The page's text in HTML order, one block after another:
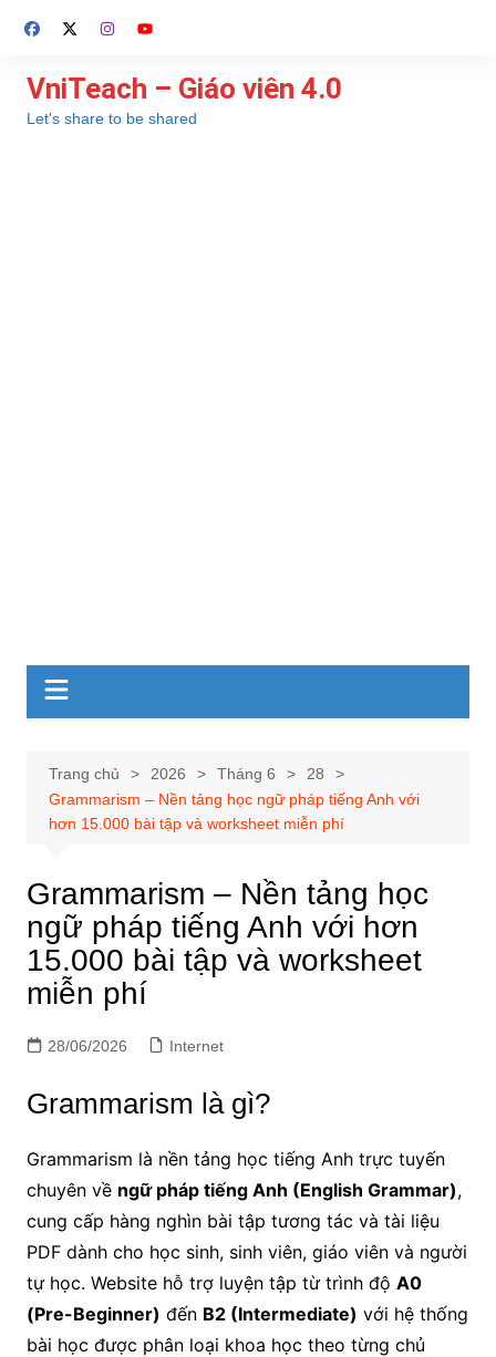
đến
dung
VniTeach – Giáo viên 4.0
Let's share to be shared
Trang chủ 2026 Tháng 6
28
Grammarism – Nền tảng học ngữ pháp tiếng Anh với
hơn 15.000 bài tập và worksheet miễn phí
Grammarism – Nền tảng học
ngữ pháp tiếng Anh với hơn
15.000 bài tập và worksheet
miễn phí
28/06/2026 Internet
Grammarism là gì?
Grammarism là nền tảng học tiếng Anh trực tuyến
chuyên về ngữ pháp tiếng Anh (English Grammar),
cung cấp hàng nghìn bài tập tương tác và tài liệu
PDF dành cho học sinh, sinh viên, giáo viên và người
tự học. Website hỗ trợ luyện tập từ trình độ A0
(Pre-Beginner) đến B2 (Intermediate) với hệ thống
bài học được phân loại khoa học theo từng chủ